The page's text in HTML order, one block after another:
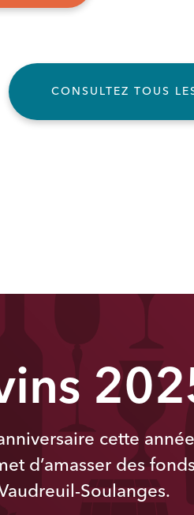
CONSULTEZ TOUS
cette
d’amasser des fonds
Soulanges.